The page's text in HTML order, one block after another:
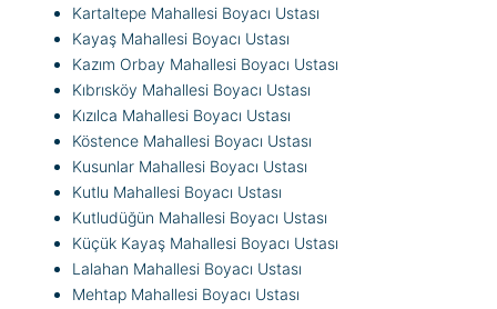
Kartaltepe Mahallesi Boyacı Ustası
Kayaş Mahallesi Boyacı Ustası
Kazım Orbay Mahallesi Boyacı Ustası
Kıbrısköy Mahallesi Boyacı Ustası
Kızılca Mahallesi Boyacı Ustası
Köstence Mahallesi Boyacı Ustası
Kusunlar Mahallesi Boyacı Ustası
Kutlu Mahallesi Boyacı Ustası
Kutludüğün Mahallesi Boyacı Ustası
Küçük Kayaş Mahallesi Boyacı Ustası
Lalahan Mahallesi Boyacı Ustası
Mehtap Mahallesi Boyacı Ustası